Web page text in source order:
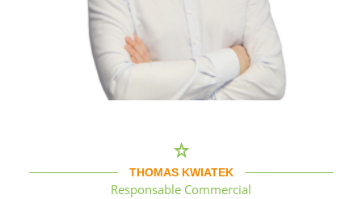
THOMAS KWIATEK
Responsable Commercial